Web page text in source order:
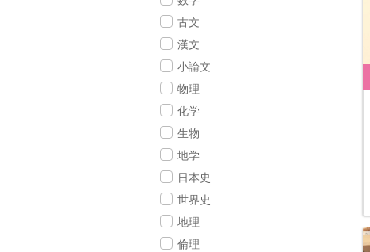
古文
漢文
小論文
物理
化学
生物
地学
日本史
世界史
地理
倫理